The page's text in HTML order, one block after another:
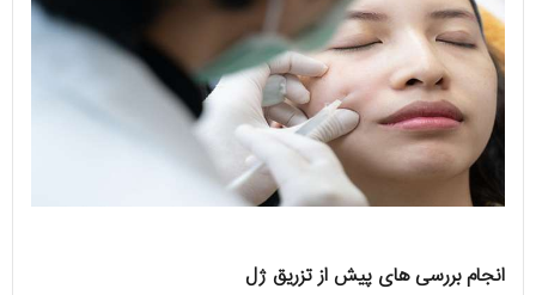
انجام بررسی های پیش از تزریق ژل